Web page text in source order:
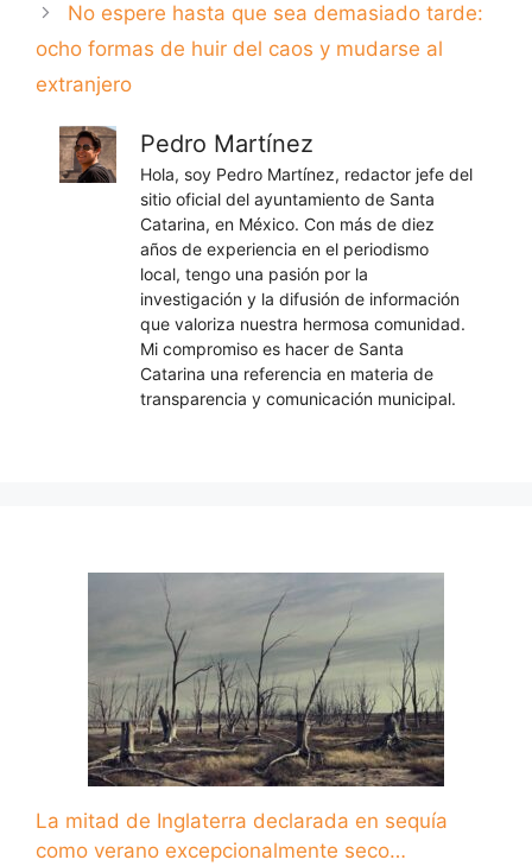
No espere hasta que sea demasiado tarde:
ocho formas de huir del caos y mudarse al
extranjero
Pedro Martínez
Hola, soy Pedro Martínez, redactor jefe del
sitio oficial del ayuntamiento de Santa
Catarina, en México. Con más de diez
años de experiencia en el periodismo
local, tengo una pasión por la
investigación y la difusión de información
que valoriza nuestra hermosa comunidad.
Mi compromiso es hacer de Santa
Catarina una referencia en materia de
transparencia y comunicación municipal.
La mitad de Inglaterra declarada en sequía
como verano excepcionalmente seco…